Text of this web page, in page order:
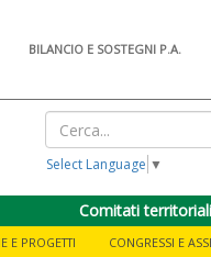
BILANCIO E SOSTEGNI P.A.
Select Language ▼
Comitati territoriali
E PROGETTI
CONGRESSI E